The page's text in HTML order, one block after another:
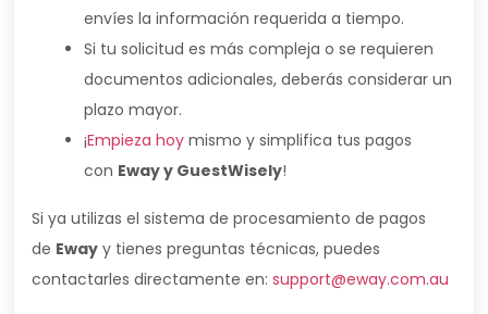
envíes la información requerida a tiempo.
Si tu solicitud es más compleja o se requieren
documentos adicionales, deberás considerar un
plazo mayor.
¡Empieza hoy mismo y simplifica tus pagos
con Eway y GuestWisely!
Si ya utilizas el sistema de procesamiento de pagos
de Eway y tienes preguntas técnicas, puedes
contactarles directamente en: support@eway.com.au